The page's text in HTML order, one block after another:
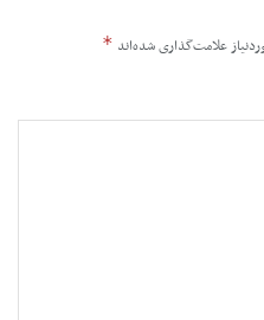
علامت‌گذاری شده‌اند *